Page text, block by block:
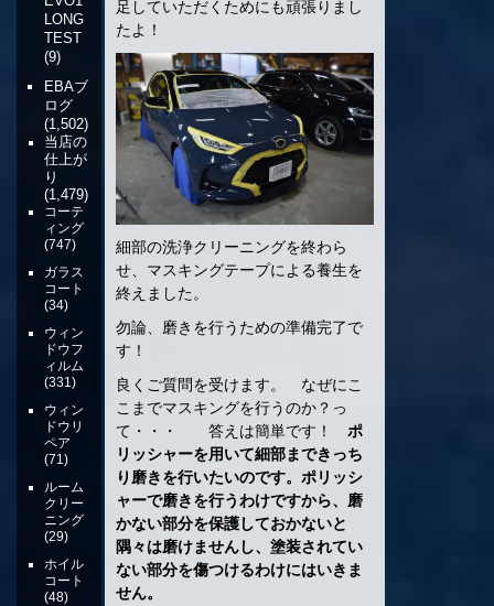
足していただくためにも頑張りまし
たよ！
細部の洗浄クリーニングを終わら
せ、マスキングテープによる養生を
終えました。
勿論、磨きを行うための準備完了で
す！
良くご質問を受けます。 なぜにこ
こまでマスキングを行うのか？っ
て・・・ 答えは簡単です！ポ
リッシャーを用いて細部まできっち
り磨きを行いたいのです。ポリッシ
ャーで磨きを行うわけですから、磨
かない部分を保護しておかないと
隅々は磨けませんし、塗装されてい
ない部分を傷つけるわけにはいきま
せん。
LONG
TEST
(9)
EBAブ
ログ
(1,502)
当店の
仕上が
り
(1,479)
コーテ
ィング
(747)
ガラス
コート
(34)
ウィン
ドウフ
ィルム
(331)
ウィン
ドウリ
ペア
(71)
ルーム
クリー
ニング
(29)
ホイル
コート
(48)